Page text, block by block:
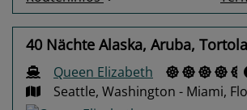
40 Nächte Alaska, Aruba, Tortola
Queen Elizabeth
Seattle, Washington - Miami,